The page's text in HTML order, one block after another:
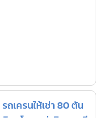
รถเครนให้เช่า 80 ตัน